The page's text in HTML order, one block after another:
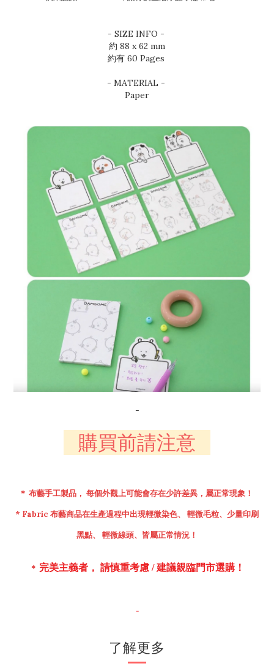
- SIZE INFO -
約 88 x 62 mm
約有 60 Pages
- MATERIAL -
Paper
-
購買前請注意
＊ 布藝手工製品， 每個外觀上可能會存在少許差異，屬正常現象！
* Fabric 布藝商品在生產過程中出現輕微染色、 輕微毛粒、少量印刷
黑點、 輕微線頭、皆屬正常情況！
＊ 完美主義者， 請慎重考慮 /建議親臨門市選購！
-
了解更多